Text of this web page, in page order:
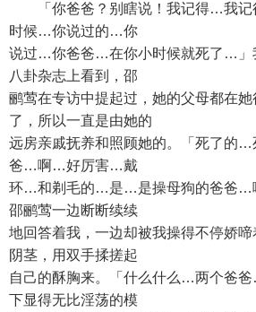
「你爸爸？别瞎说！我记得…我记
时候…你说过的…你
说过…你爸爸…在你小时候就死了…」
八卦杂志上看到，邵
鹂莺在专访中提起过，她的父母都在
了，所以一直是由她的
远房亲戚抚养和照顾她的。「死了的…
爸…啊…好厉害…戴
环…和剃毛的…是…是操母狗的爸爸
邵鹂莺一边断断续续
地回答着我，一边却被我操得不停娇
阴茎，用双手揉搓起
自己的酥胸来。「什么什么…两个爸
下显得无比淫荡的模